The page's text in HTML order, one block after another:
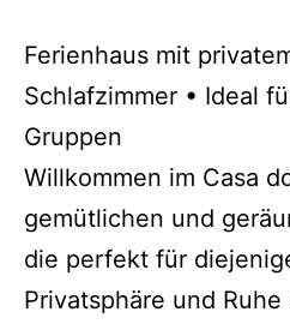
Ferienhaus mit
Schlafzimmer • Ideal
Gruppen
Willkommen im Casa
gemütlichen und
die perfekt für
Privatsphäre und